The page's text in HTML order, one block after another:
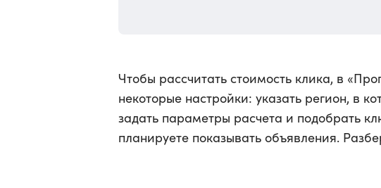
Чтобы рассчитать стоимость клика, в
некоторые настройки: указать регион, в
задать параметры расчета и подобрать
планируете показывать объявления.